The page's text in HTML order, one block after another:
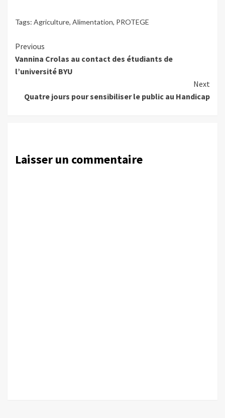
Tags: Agriculture, Alimentation, PROTEGE
Continue
Reading
Previous
Vannina Crolas au contact des étudiants de
l’université BYU
Next
Quatre jours pour sensibiliser le public au Handicap
Laisser un commentaire